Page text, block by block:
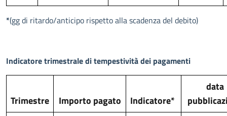
*(gg di ritardo/anticipo rispetto alla scadenza del debito)
Indicatore trimestrale di tempestività dei pagamenti
Trimestre Importo pagato Indicatore*
data